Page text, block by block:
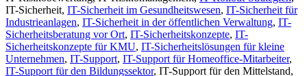
IT-Sicherheit, IT-Sicherheit im Gesundheitswesen, IT-Sicherheit für
Industrieanlagen, IT-Sicherheit in der öffentlichen Verwaltung, IT-
Sicherheitsberatung vor Ort, IT-Sicherheitskonzepte, IT-
Sicherheitskonzepte für KMU, IT-Sicherheitslösungen für kleine
Unternehmen, IT-Support, IT-Support für Homeoffice-Mitarbeiter,
IT-Support für den Bildungssektor, IT-Support für den Mittelstand,